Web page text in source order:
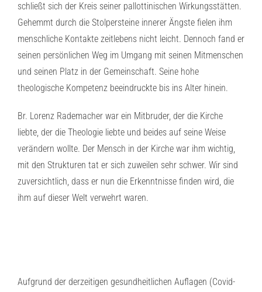
schließt sich der Kreis seiner pallottinischen Wirkungsstätten.
Gehemmt durch die Stolpersteine innerer Ängste fielen ihm
menschliche Kontakte zeitlebens nicht leicht. Dennoch fand er
seinen persönlichen Weg im Umgang mit seinen Mitmenschen
und seinen Platz in der Gemeinschaft. Seine hohe
theologische Kompetenz beeindruckte bis ins Alter hinein.
Br. Lorenz Rademacher war ein Mitbruder, der die Kirche
liebte, der die Theologie liebte und beides auf seine Weise
verändern wollte. Der Mensch in der Kirche war ihm wichtig,
mit den Strukturen tat er sich zuweilen sehr schwer. Wir sind
zuversichtlich, dass er nun die Erkenntnisse finden wird, die
ihm auf dieser Welt verwehrt waren.
Aufgrund der derzeitigen gesundheitlichen Auflagen (Covid-